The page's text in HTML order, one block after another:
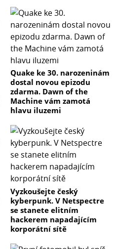
Quake ke 30. narozeninám
dostal novou epizodu
zdarma. Dawn of the
Machine vám zamotá
hlavu iluzemi
Vyzkoušejte český
kyberpunk. V Netspectre
se stanete elitním
hackerem napadajícím
korporátní sítě